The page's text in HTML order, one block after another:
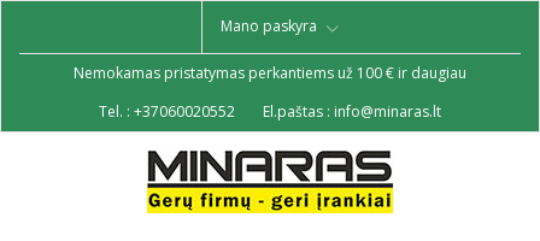
Mano paskyra
Nemokamas pristatymas perkantiems už 100 € ir daugiau
Tel. : +37060020552 El.paštas : info@minaras.lt